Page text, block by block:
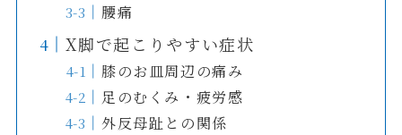
腰痛
X脚で起こりやすい症状
膝のお皿周辺の痛み
足のむくみ・疲労感
外反母趾との関係